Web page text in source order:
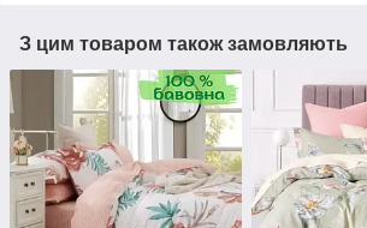
З цим товаром також замовляють